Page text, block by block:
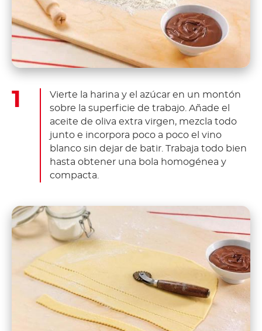
Vierte la harina y el azúcar en un montón
sobre la superficie de trabajo. Añade el
aceite de oliva extra virgen, mezcla todo
junto e incorpora poco a poco el vino
blanco sin dejar de batir. Trabaja todo bien
hasta obtener una bola homogénea y
compacta.